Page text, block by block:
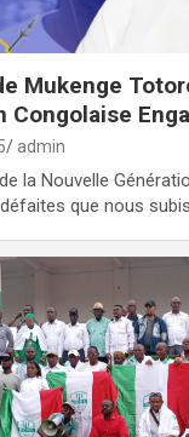
Mukenge
Congolaise
admin
la Nouvelle
que nous